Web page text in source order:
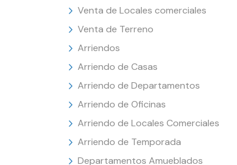
Venta de Locales comerciales
Venta de Terreno
Arriendos
Arriendo de Casas
Arriendo de Departamentos
Arriendo de Oficinas
Arriendo de Locales Comerciales
Arriendo de Temporada
Departamentos Amueblados